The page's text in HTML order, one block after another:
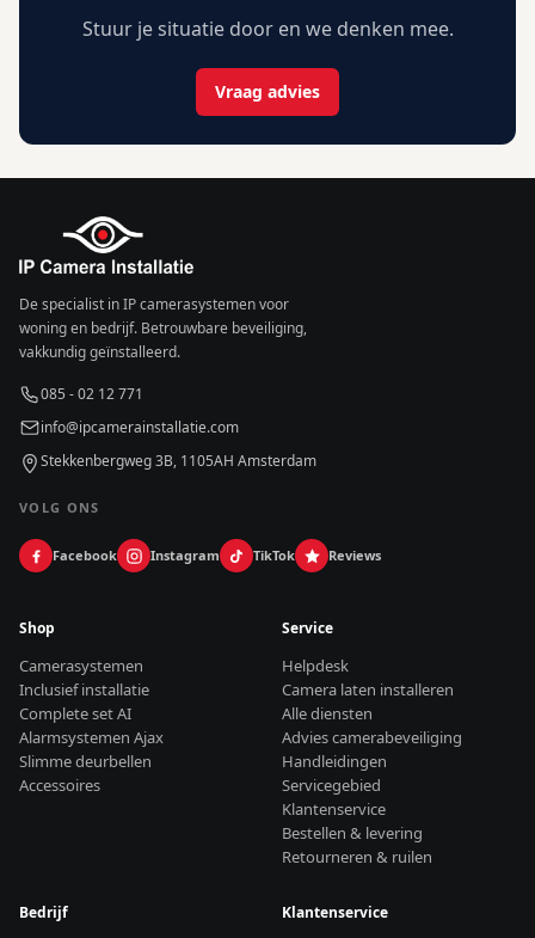
Stuur je situatie door en we denken mee.
Vraag advies
De specialist in IP camerasystemen voor
woning en bedrijf. Betrouwbare beveiliging,
vakkundig geïnstalleerd.
085 - 02 12 771
info@ipcamerainstallatie.com
Stekkenbergweg 3B, 1105AH Amsterdam
VOLG ONS
Facebook Instagram TikTok Reviews
Shop
Camerasystemen
Inclusief installatie
Complete set AI
Alarmsystemen Ajax
Slimme deurbellen
Accessoires
Service
Helpdesk
Camera laten installeren
Alle diensten
Advies camerabeveiliging
Handleidingen
Servicegebied
Klantenservice
Bestellen & levering
Retourneren & ruilen
Bedrijf Klantenservice